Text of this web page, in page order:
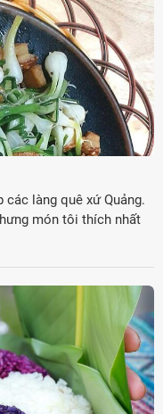
các làng quê xứ Quảng.
món tôi thích nhất